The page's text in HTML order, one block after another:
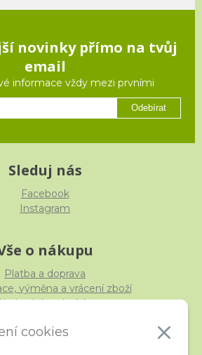
cookies
novinky přímo na tvůj
email
informace vždy mezi prvními
Odebírat
Sleduj nás
Facebook
Instagram
o nákupu
Platba a doprava
výměna a vrácení zboží
podmínky